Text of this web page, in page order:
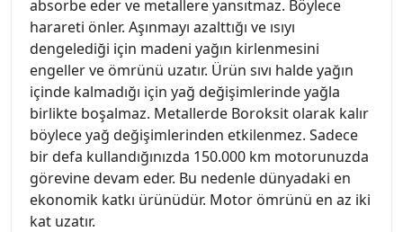
absorbe eder ve metallere yansıtmaz. Böylece
harareti önler. Aşınmayı azalttığı ve ısıyı
dengelediği için madeni yağın kirlenmesini
engeller ve ömrünü uzatır. Ürün sıvı halde yağın
içinde kalmadığı için yağ değişimlerinde yağla
birlikte boşalmaz. Metallerde Boroksit olarak kalır
böylece yağ değişimlerinden etkilenmez. Sadece
bir defa kullandığınızda 150.000 km motorunuzda
görevine devam eder. Bu nedenle dünyadaki en
ekonomik katkı ürünüdür. Motor ömrünü en az iki
kat uzatır.